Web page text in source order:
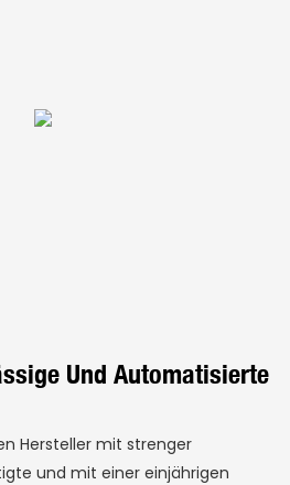
Und Automatisierte
Hersteller mit strenger
und mit einer einjährigen